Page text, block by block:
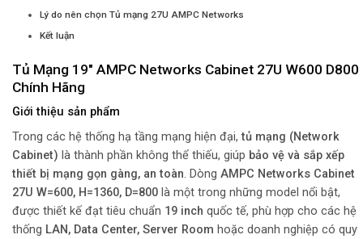
Lý do nên chọn Tủ mạng 27U AMPC Networks
Kết luận
Tủ Mạng 19″ AMPC Networks Cabinet 27U W600 D800
Chính Hãng
Giới thiệu sản phẩm
Trong các hệ thống hạ tầng mạng hiện đại,tủ mạng (Network
Cabinet) là thành phần không thể thiếu, giúp bảo vệ và sắp xếp
thiết bị mạng gọn gàng, an toàn. Dòng AMPC Networks Cabinet
27U W=600, H=1360, D=800 là một trong những model nổi bật,
được thiết kế đạt tiêu chuẩn 19 inch quốc tế, phù hợp cho các hệ
thống LAN, Data Center, Server Room hoặc doanh nghiệp có quy